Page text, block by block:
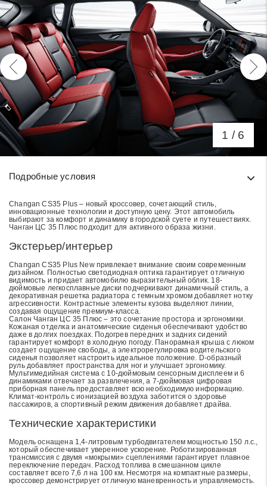
1 / 6
Условия кредитования и информация о расчете
Подробные условия
Changan CS35 Plus – новый кроссовер, сочетающий стиль,
инновационные технологии и доступную цену. Этот автомобиль
выбирают за комфорт и динамику в городской суете и путешествиях.
Чанган ЦС 35 Плюс подходит для активного образа жизни.
Экстерьер/интерьер
Changan CS35 Plus New привлекает внимание своим современным
дизайном. Полностью светодиодная оптика гарантирует отличную
видимость и придает автомобилю выразительный облик. 18-
дюймовые легкосплавные диски подчеркивают динамичный стиль, а
декоративная решетка радиатора с темным хромом добавляет нотку
агрессивности. Контрастные элементы кузова выделяют линии,
создавая ощущение премиум-класса.
Салон Чанган ЦС 35 Плюс – это сочетание простора и эргономики.
Кожаная отделка и анатомические сиденья обеспечивают удобство
даже в долгих поездках. Подогрев передних и задних сидений
гарантирует комфорт в холодную погоду. Панорамная крыша с люком
создает ощущение свободы, а электрорегулировка водительского
сиденья позволяет настроить идеальное положение. D-образный
руль добавляет пространства для ног и улучшает эргономику.
Мультимедийная система с 10-дюймовым сенсорным дисплеем и 6
динамиками отвечает за развлечения, а 7-дюймовая цифровая
приборная панель предоставляет всю необходимую информацию.
Климат-контроль с ионизацией воздуха заботится о здоровье
пассажиров, а спортивный режим движения добавляет драйва.
Технические характеристики
Модель оснащена 1,4-литровым турбодвигателем мощностью 150 л.с.,
который обеспечивает уверенное ускорение. Роботизированная
трансмиссия с двумя «мокрыми» сцеплениями гарантирует плавное
переключение передач. Расход топлива в смешанном цикле
составляет всего 7,6 л на 100 км. Несмотря на компактные размеры,
кроссовер демонстрирует отличную маневренность и управляемость.